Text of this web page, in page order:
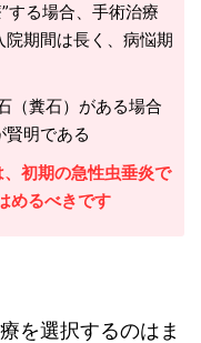
する場合、手術治療
期間は長く、病悩期
（糞石）がある場合
賢明である
初期の急性虫垂炎で
めるべきです
を選択するのはま